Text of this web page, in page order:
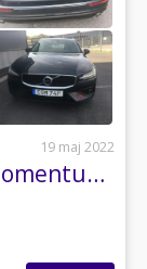
19 maj 2022
Volvo V60 AWD Geartronic Momentum, Advanced Edition Euro 6